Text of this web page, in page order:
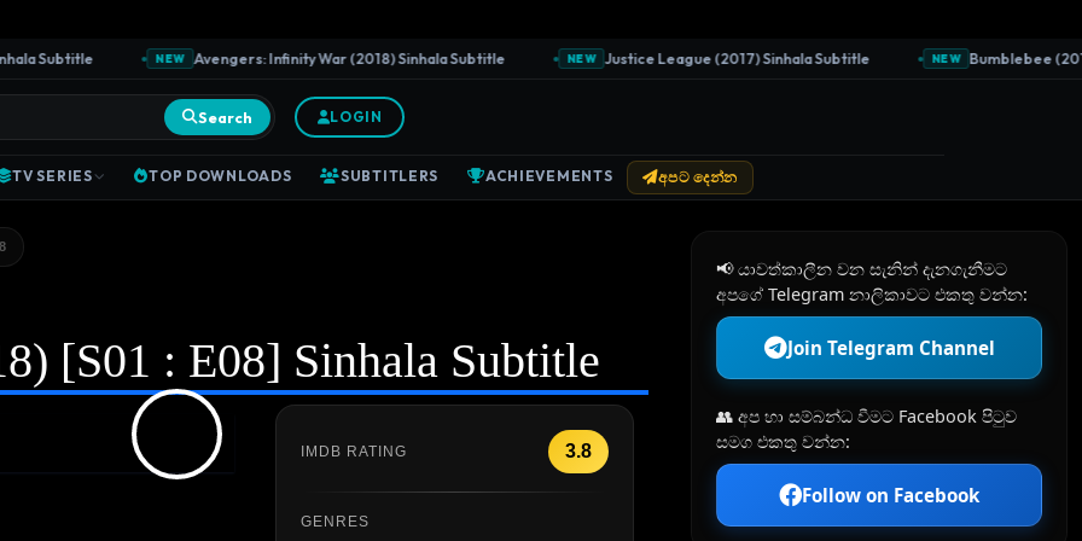
Subtitle NEW Avengers: Infinity War (2018) Sinhala Subtitle NEW Justice League (2017) Sinhala Subtitle NEW Bumblebee (2018)
Search LOGIN
TV SERIES TOP DOWNLOADS SUBTITLERS ACHIEVEMENTS අපට දෙන්න
[S01 : E08] Sinhala Subtitle
IMDB RATING 3.8
GENRES
📢 යාවත්කාලීන වන සැනින් දැනගැනීමට
අපගේ Telegram නාලිකාවට එකතු වන්න:
Join Telegram Channel
👥 අප හා සම්බන්ධ වීමට Facebook පිටුව
සමග එකතු වන්න:
Follow on Facebook